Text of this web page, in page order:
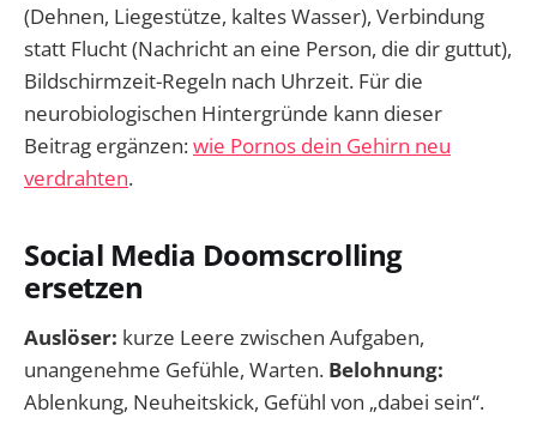
(Dehnen, Liegestütze, kaltes Wasser), Verbindung
statt Flucht (Nachricht an eine Person, die dir guttut),
Bildschirmzeit-Regeln nach Uhrzeit. Für die
neurobiologischen Hintergründe kann dieser
Beitrag ergänzen:wie Pornos dein Gehirn neu
verdrahten.
Social Media Doomscrolling
ersetzen
Auslöser: kurze Leere zwischen Aufgaben,
unangenehme Gefühle, Warten. Belohnung:
Ablenkung, Neuheitskick, Gefühl von „dabei sein“.